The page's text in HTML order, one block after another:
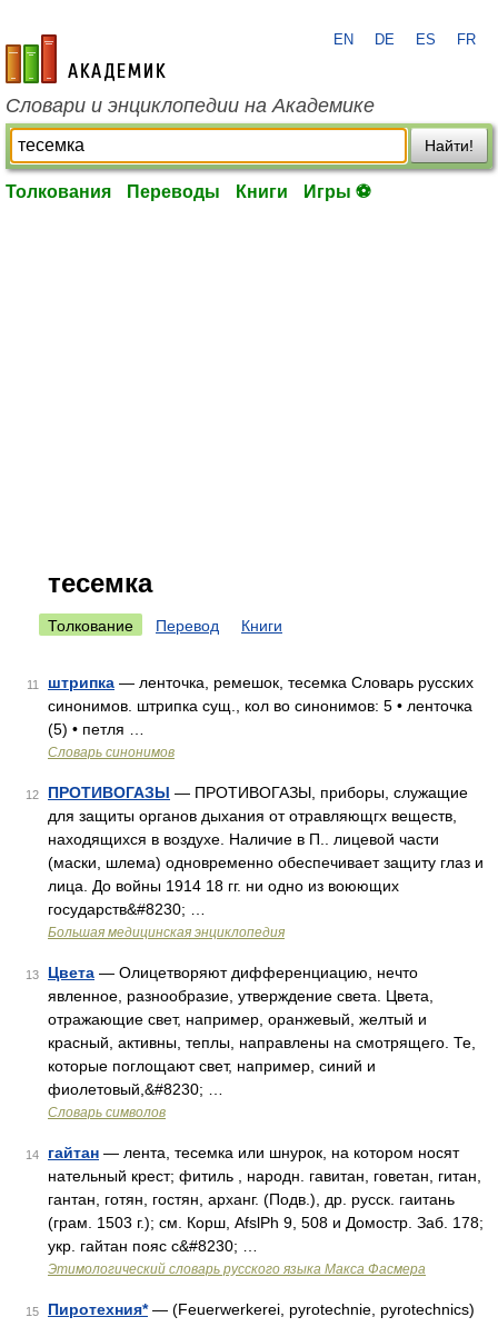
academic.ru
EN DE ES FR
Словари и энциклопедии на Академике
Найти!
Толкования Переводы Книги Игры ⚽
тесемка
Толкование Перевод Книги
11 штрипка — ленточка, ремешок, тесемка Словарь русских
синонимов. штрипка сущ., кол во синонимов: 5 • ленточка
(5) • петля …
Словарь синонимов
12 ПРОТИВОГАЗЫ — ПРОТИВОГАЗЫ, приборы, служащие
для защиты органов дыхания от отравляющгх веществ,
находящихся в воздухе. Наличие в П.. лицевой части
(маски, шлема) одновременно обеспечивает защиту глаз и
лица. До войны 1914 18 гг. ни одно из воюющих
государств&#8230; …
Большая медицинская энциклопедия
13 Цвета — Олицетворяют дифференциацию, нечто
явленное, разнообразие, утверждение света. Цвета,
отражающие свет, например, оранжевый, желтый и
красный, активны, теплы, направлены на смотрящего. Те,
которые поглощают свет, например, синий и
фиолетовый,&#8230; …
Словарь символов
14 гайтан — лента, тесемка или шнурок, на котором носят
нательный крест; фитиль , народн. гавитан, говетан, гитан,
гантан, готян, гостян, арханг. (Подв.), др. русск. гаитань
(грам. 1503 г.); см. Корш, AfslPh 9, 508 и Домостр. Заб. 178;
укр. гайтан пояс с&#8230; …
Этимологический словарь русского языка Макса Фасмера
15 Пиротехния*— (Feuerwerkerei, pyrotechnie, pyrotechnics)